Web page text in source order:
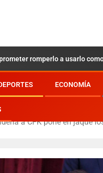
romperlo a usarlo
ECONOMÍA
a CFK pone en jaque